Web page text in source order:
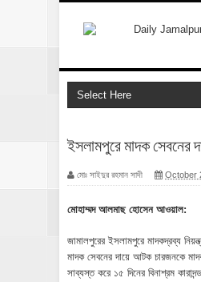
ইসলামপুরে মাদক সেবনের
মোঃ সাইদুর রহমান সাদী October
মোহাম্মদ আলমাছ হোসেন আওয়াল:
জামালপুরের ইসলামপুরে মাদকদ্রব্য
মাদক সেবনের দায়ে আটক চারজনকে
সাব্যস্ত করে ১৫ দিনের বিনাশ্রম